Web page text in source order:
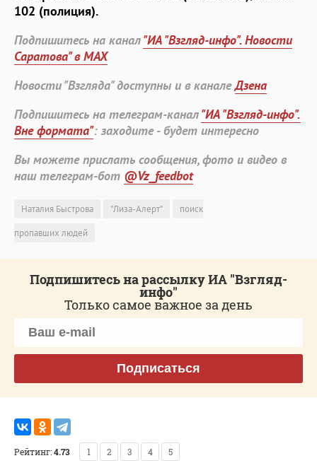
102 (полиция).
Подпишитесь на канал"ИА "Взгляд-инфо". Новости
Саратова" в MAX
Новости "Взгляда" доступны и в каналеДзена
Подпишитесь на телеграм-канал"ИА "Взгляд-инфо".
Вне формата": заходите - будет интересно
Вы можете прислать сообщения, фото и видео в
наш телеграм-бот @Vz_feedbot
Наталия Быстрова "Лиза-Алерт"
поиск
пропавших людей
Подпишитесь на рассылку ИА "Взгляд-
инфо"
Только самое важное за день
Подписаться
Рейтинг:4.73 1 2 3 4 5